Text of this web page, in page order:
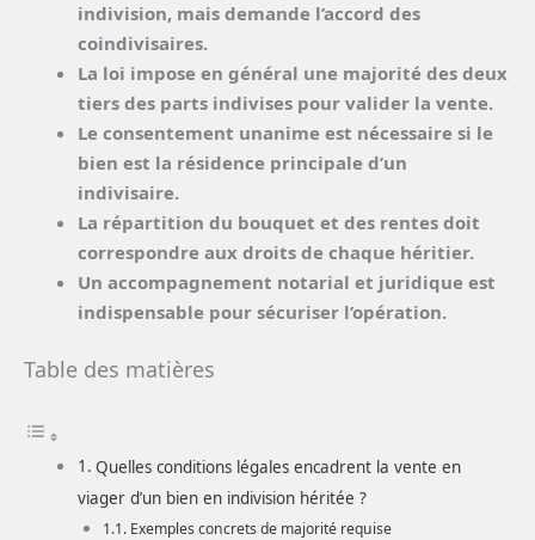
indivision, mais demande l’accord des
coindivisaires.
La loi impose en général une majorité des deux
tiers des parts indivises pour valider la vente.
Le consentement unanime est nécessaire si le
bien est la résidence principale d’un
indivisaire.
La répartition du bouquet et des rentes doit
correspondre aux droits de chaque héritier.
Un accompagnement notarial et juridique est
indispensable pour sécuriser l’opération.
Table des matières
Quelles conditions légales encadrent la vente en
viager d’un bien en indivision héritée ?
Exemples concrets de majorité requise